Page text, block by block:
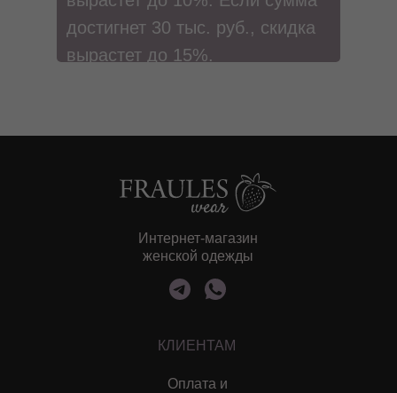
достигнет 30 тыс. руб., скидка
вырастет до 15%.
Интернет-магазин
женской одежды
Sale
КЛИЕНТАМ
Оплата и